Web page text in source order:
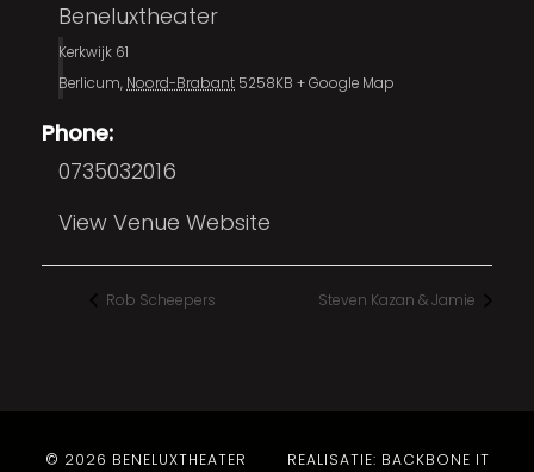
Beneluxtheater
Kerkwijk 61
Berlicum, Noord-Brabant 5258KB + Google Map
Phone:
0735032016
View Venue Website
Rob Scheepers Steven Kazan & Jamie
© 2026 BENELUXTHEATER REALISATIE: BACKBONE IT